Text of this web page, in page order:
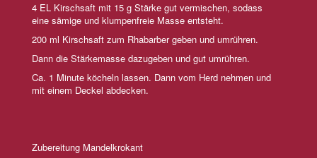
4 EL Kirschsaft mit 15 g Stärke gut vermischen, sodass
eine sämige und klumpenfreie Masse entsteht.
200 ml Kirschsaft zum Rhabarber geben und umrühren.
Dann die Stärkemasse dazugeben und gut umrühren.
Ca. 1 Minute köcheln lassen. Dann vom Herd nehmen und
mit einem Deckel abdecken.
Zubereitung Mandelkrokant